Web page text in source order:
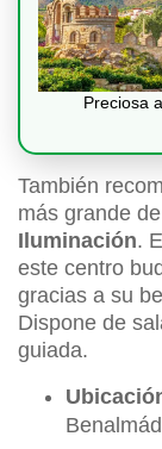
Preciosa
También
más grande
Iluminación.
este centro
gracias a su
Dispone de
guiada.